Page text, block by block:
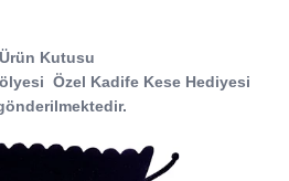
Ürün Kutusu
Özel Kadife Kese Hediyesi